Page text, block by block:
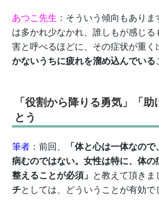
あつこ先生 ：そういう傾向もあり
は多かれ少なかれ、誰しもが感じ
害と呼べるほどに、その症状が重く
かないうちに疲れを溜め込んでいる
「役割から降りる勇気」「
とう
筆者 ：前回、
「体と心は一体なの
病むのではない。女性は特に、体の
整えることが必須」 と教えて頂きま
チとしては、どういうことが有効で